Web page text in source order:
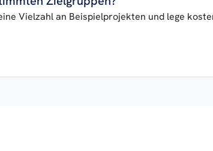
Vielzahl an Beispielprojekten und lege